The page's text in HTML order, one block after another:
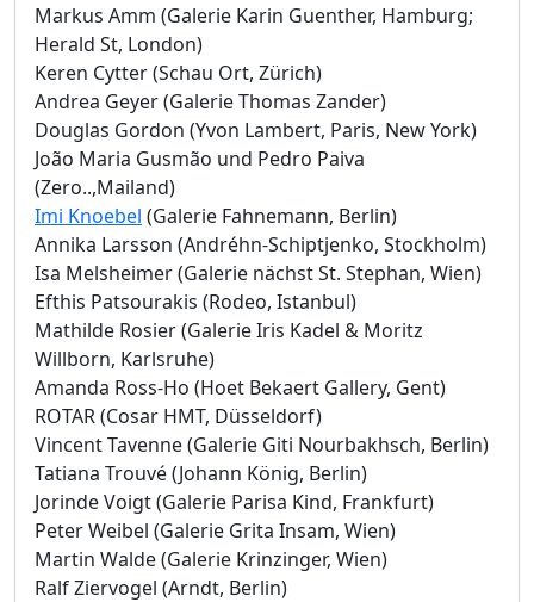
Markus Amm (Galerie Karin Guenther, Hamburg;
Herald St, London)
Keren Cytter (Schau Ort, Zürich)
Andrea Geyer (Galerie Thomas Zander)
Douglas Gordon (Yvon Lambert, Paris, New York)
João Maria Gusmão und Pedro Paiva
(Zero..,Mailand)
Imi Knoebel (Galerie Fahnemann, Berlin)
Annika Larsson (Andréhn-Schiptjenko, Stockholm)
Isa Melsheimer (Galerie nächst St. Stephan, Wien)
Efthis Patsourakis (Rodeo, Istanbul)
Mathilde Rosier (Galerie Iris Kadel & Moritz
Willborn, Karlsruhe)
Amanda Ross-Ho (Hoet Bekaert Gallery, Gent)
ROTAR (Cosar HMT, Düsseldorf)
Vincent Tavenne (Galerie Giti Nourbakhsch, Berlin)
Tatiana Trouvé (Johann König, Berlin)
Jorinde Voigt (Galerie Parisa Kind, Frankfurt)
Peter Weibel (Galerie Grita Insam, Wien)
Martin Walde (Galerie Krinzinger, Wien)
Ralf Ziervogel (Arndt, Berlin)